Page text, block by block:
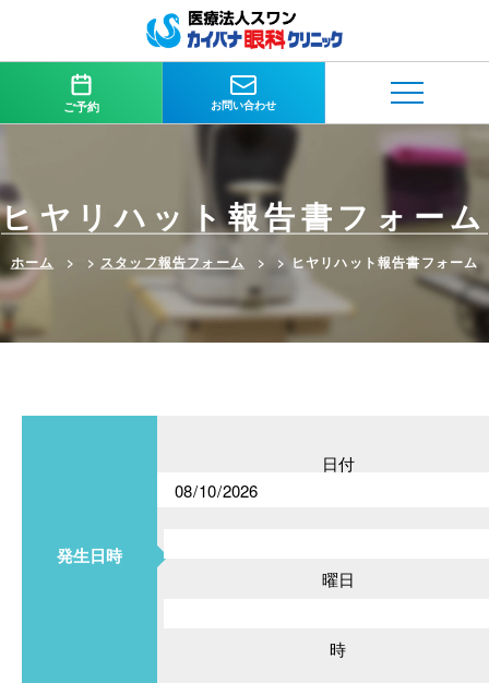
ご予約 お問い合わせ
ヒヤリハット報告書フォーム
ホーム > スタッフ報告フォーム > ヒヤリハット報告書フォーム
発生日時
日付
曜日
時